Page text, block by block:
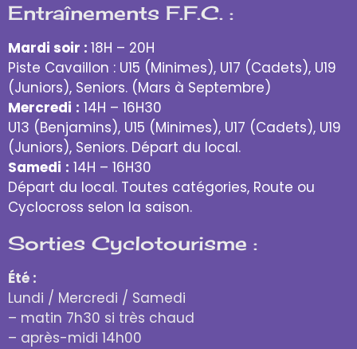
Entraînements F.F.C. :
Mardi soir : 18H – 20H
Piste Cavaillon : U15 (Minimes), U17 (Cadets), U19
(Juniors), Seniors. (Mars à Septembre)
Mercredi : 14H – 16H30
U13 (Benjamins), U15 (Minimes), U17 (Cadets), U19
(Juniors), Seniors. Départ du local.
Samedi : 14H – 16H30
Départ du local. Toutes catégories, Route ou
Cyclocross selon la saison.
Sorties Cyclotourisme :
Été :
Lundi / Mercredi / Samedi
– matin 7h30 si très chaud
– après-midi 14h00